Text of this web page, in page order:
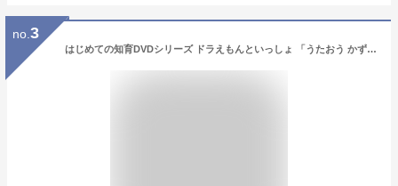
no. 3
はじめての知育DVDシリーズ ドラえもんといっしょ 「うたおう かず・かたち」